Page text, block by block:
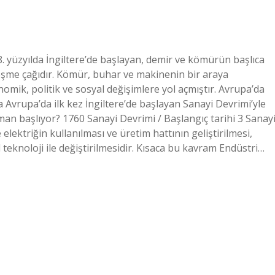
yüzyılda İngiltere’de başlayan, demir ve kömürün başlıca
çağıdır. Kömür, buhar ve makinenin bir araya
politik ve sosyal değişimlere yol açmıştır. Avrupa’da
Avrupa’da ilk kez İngiltere’de başlayan Sanayi Devrimi’yle
başlıyor? 1760 Sanayi Devrimi / Başlangıç ​​tarihi 3 Sanayi
kullanılması ve üretim hattının geliştirilmesi,
ile değiştirilmesidir. Kısaca bu kavram Endüstri…